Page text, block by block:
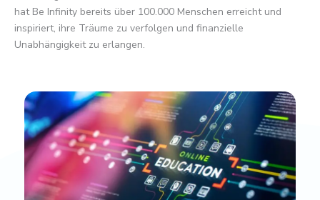
hat Be Infinity bereits über 100.000 Menschen erreicht und
inspiriert, ihre Träume zu verfolgen und finanzielle
Unabhängigkeit zu erlangen.